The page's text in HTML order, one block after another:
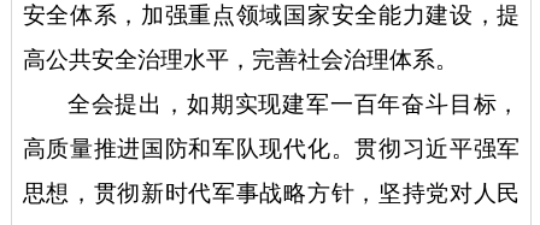
安全体系，加强重点领域国家安全能力建设，提
高公共安全治理水平，完善社会治理体系。
全会提出，如期实现建军一百年奋斗目标，
高质量推进国防和军队现代化。贯彻习近平强军
思想，贯彻新时代军事战略方针，坚持党对人民